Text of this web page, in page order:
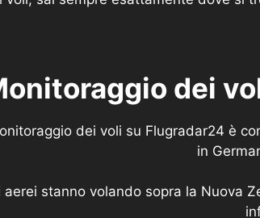
dei
dei voli su Flugradar24 è
in
stanno volando sopra la Nuova